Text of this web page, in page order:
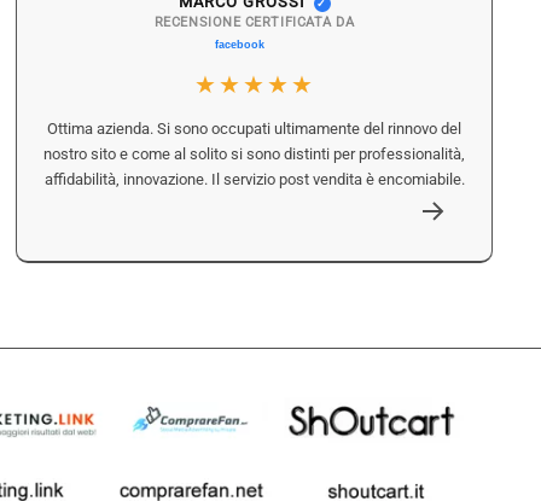
✓
RECENSIONE CERTIFICATA DA
★★★★★
Ottima azienda. Si sono occupati ultimamente del rinnovo del
nostro sito e come al solito si sono distinti per professionalità,
affidabilità, innovazione. Il servizio post vendita è encomiabile.